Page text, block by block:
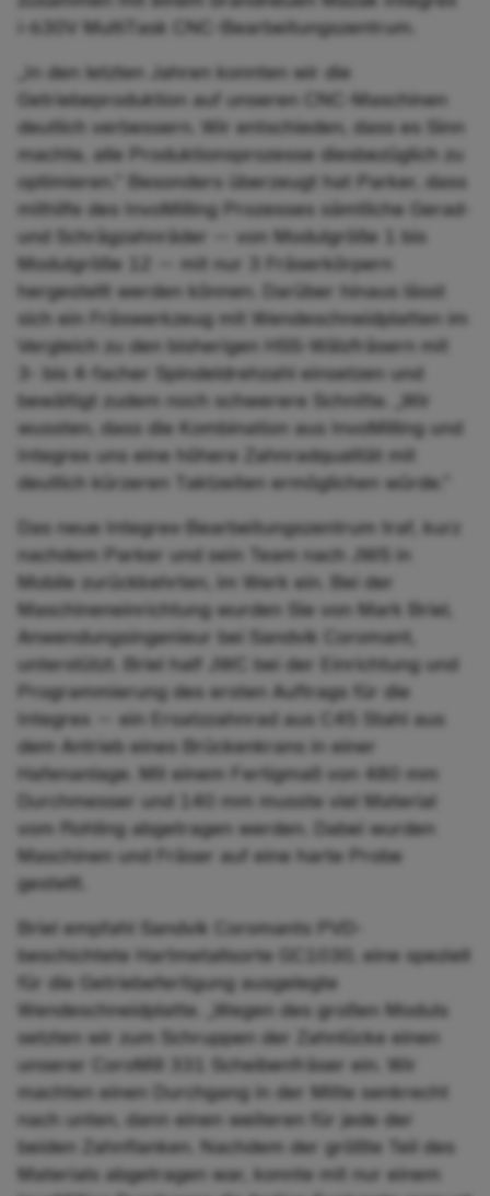
i-630V MultiTask CNC-Bearbeitungszentrum.
„In den letzten Jahren konnten wir die
Getriebeproduktion auf unseren CNC-Maschinen
deutlich verbessern. Wir entschieden, dass es Sinn
machte, alle Produktionsprozesse diesbezüglich zu
optimieren.” Besonders überzeugt hat Parker, dass
mithilfe des InvoMilling Prozesses sämtliche Gerad-
und Schrägzahnräder — von Modulgröße 1 bis
Modulgröße 12 — mit nur 3 Fräserkörpern
hergestellt werden können. Darüber hinaus lässt
sich ein Fräswerkzeug mit Wendeschneidplatten im
Vergleich zu den bisherigen HSS-Wälzfräsern mit
3- bis 4-facher Spindeldrehzahl einsetzen und
bewältigt zudem noch schwerere Schnitte. „Wir
wussten, dass die Kombination aus InvoMilling und
Integrex uns eine höhere Zahnradqualität mit
deutlich kürzeren Taktzeiten ermöglichen würde.”
Das neue Integrex-Bearbeitungszentrum traf, kurz
nachdem Parker und sein Team nach JWS in
Mobile zurückkehrten, im Werk ein. Bei der
Maschineneinrichtung wurden Sie von Mark Briel,
Anwendungsingenieur bei Sandvik Coromant,
unterstützt. Briel half JWC bei der Einrichtung und
Programmierung des ersten Auftrags für die
Integrex — ein Ersatzzahnrad aus C45 Stahl aus
dem Antrieb eines Brückenkrans in einer
Hafenanlage. Mit einem Fertigmaß von 480 mm
Durchmesser und 140 mm musste viel Material
vom Rohling abgetragen werden. Dabei wurden
Maschinen und Fräser auf eine harte Probe
gestellt.
Briel empfahl Sandvik Coromants PVD-
beschichtete Hartmetallsorte GC1030, eine speziell
für die Getriebefertigung ausgelegte
Wendeschneidplatte. „Wegen des großen Moduls
setzten wir zum Schruppen der Zahnlücke einen
unserer CoroMill 331 Scheibenfräser ein. Wir
machten einen Durchgang in der Mitte senkrecht
nach unten, dann einen weiteren für jede der
beiden Zahnflanken. Nachdem der größte Teil des
Materials abgetragen war, konnte mit nur einem